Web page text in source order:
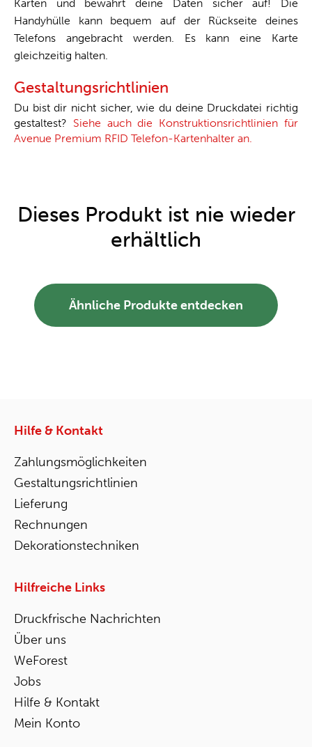
Karten und bewahrt deine Daten sicher auf! Die
Handyhülle kann bequem auf der Rückseite deines
Telefons angebracht werden. Es kann eine Karte
gleichzeitig halten.
Gestaltungsrichtlinien
Du bist dir nicht sicher, wie du deine Druckdatei richtig
gestaltest? Siehe auch die Konstruktionsrichtlinien für
Avenue Premium RFID Telefon-Kartenhalter an.
Dieses Produkt ist nie wieder
erhältlich
Ähnliche Produkte entdecken
Hilfe & Kontakt
Zahlungsmöglichkeiten
Gestaltungsrichtlinien
Lieferung
Rechnungen
Dekorationstechniken
Hilfreiche Links
Druckfrische Nachrichten
Über uns
WeForest
Jobs
Hilfe & Kontakt
Mein Konto